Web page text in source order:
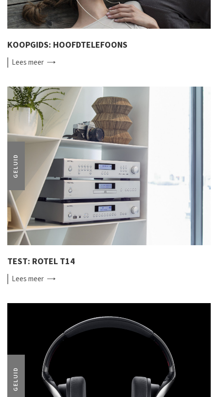
KOOPGIDS: HOOFDTELEFOONS
Leesmeer
GELUID
TEST: ROTEL T14
Leesmeer
GELUID